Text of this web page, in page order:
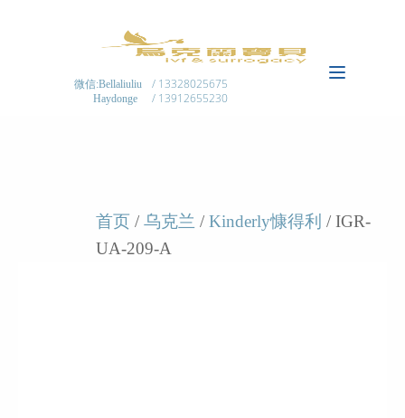
微信:Bellaliuliu
Haydonge
/ 13328025675
/ 13912655230
首页 / 乌克兰 / Kinderly慷得利 / IGR-
UA-209-A